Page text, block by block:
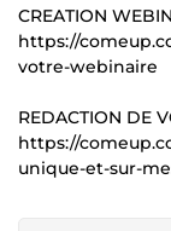
CREATION
https://
votre-webinaire
REDACTION DE
https://
unique-et-sur-